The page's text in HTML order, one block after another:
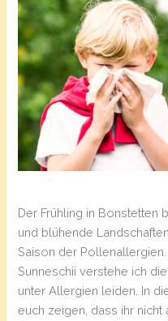
Der Frühling in Bonstetten
und blühende
Saison der
Sunneschii verstehe ich
unter Allergien leiden. In
euch zeigen, dass ihr